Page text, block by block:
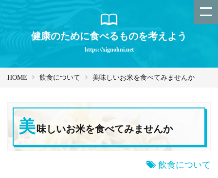
健康のために食べるものを考えよう
https://xignohni.net
HOME 飲食について 美味しいお米を食べてみませんか
美 味しいお米を食べてみませんか
飲食について